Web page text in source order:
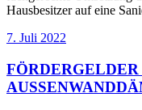
Hausbesitzer auf eine
7. Juli 2022
FÖRDERGELDER